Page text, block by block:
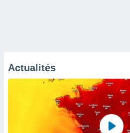
Actualités